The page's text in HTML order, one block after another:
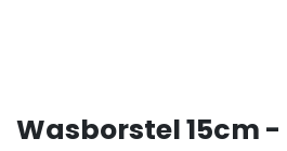
Wasborstel 15cm -